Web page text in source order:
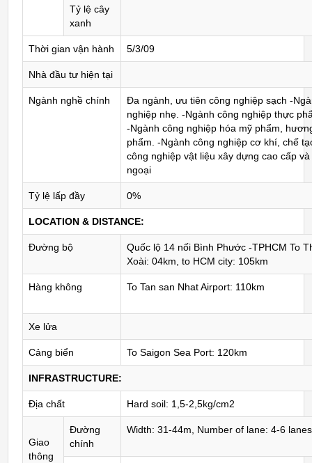
Tỷ lệ cây
xanh
Thời gian vận hành 5/3/09
Nhà đầu tư hiện tại
Ngành nghề chính
Đa ngành, ưu tiên công nghiệp sạch -
nghiệp nhẹ. -Ngành công nghiệp thực
-Ngành công nghiệp hóa mỹ phẩm,
phẩm. -Ngành công nghiệp cơ khí, chế
công nghiệp vật liệu xây dựng cao cấp
ngoại
Tỷ lệ lấp đầy 0%
LOCATION & DISTANCE:
Đường bộ
Quốc lộ 14 nối Bình Phước -TPHCM To
Xoài: 04km, to HCM city: 105km
Hàng không To Tan san Nhat Airport: 110km
Xe lửa
Cảng biển To Saigon Sea Port: 120km
INFRASTRUCTURE:
Địa chất Hard soil: 1,5-2,5kg/cm2
Giao
thông
Đường
chính
Width: 31-44m, Number of lane: 4-6 lanes